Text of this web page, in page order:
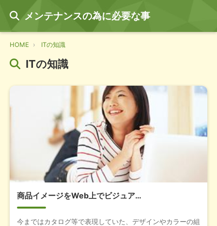
メンテナンスの為に必要な事
HOME ITの知識
ITの知識
商品イメージをWeb上でビジュア…
今まではカタログ等で表現していた、デザインやカラーの組